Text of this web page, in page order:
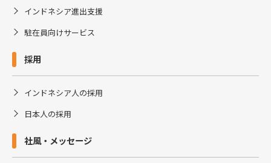
インドネシア進出支援
駐在員向けサービス
採用
インドネシア人の採用
日本人の採用
社風・メッセージ